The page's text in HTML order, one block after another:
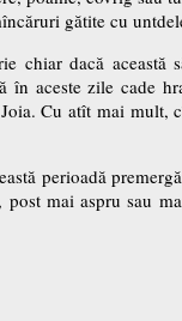
gătite cu
dacă această
aceste zile cade
Cu atît mai mult,
perioadă
mai aspru sau